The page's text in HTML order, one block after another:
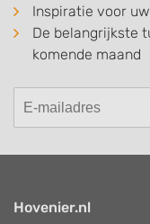
Inspiratie voor
De belangrijkste
komende maand
Hovenier.nl